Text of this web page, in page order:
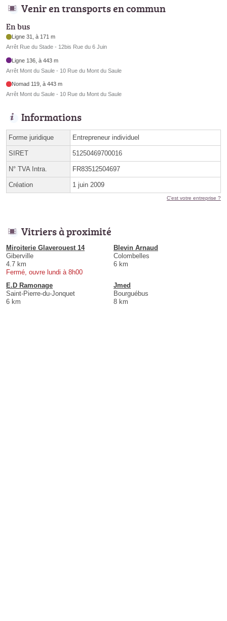
Venir en transports en commun
En bus
Ligne 31, à 171 m
Arrêt Rue du Stade - 12bis Rue du 6 Juin
Ligne 136, à 443 m
Arrêt Mont du Saule - 10 Rue du Mont du Saule
Nomad 119, à 443 m
Arrêt Mont du Saule - 10 Rue du Mont du Saule
Informations
Forme juridique Entrepreneur individuel
SIRET 51250469700016
N° TVA Intra. FR83512504697
Création 1 juin 2009
C'est votre entreprise ?
Vitriers à proximité
Miroiterie Glaverouest 14
Giberville
4.7 km
Fermé, ouvre lundi à 8h00
Blevin Arnaud
Colombelles
6 km
E.D Ramonage
Saint-Pierre-du-Jonquet
6 km
Jmed
Bourguébus
8 km